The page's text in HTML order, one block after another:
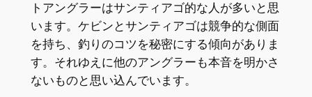
トアングラーはサンティアゴ的な人が多いと思
います。ケビンとサンティアゴは競争的な側面
を持ち、釣りのコツを秘密にする傾向がありま
す。それゆえに他のアングラーも本音を明かさ
ないものと思い込んでいます。